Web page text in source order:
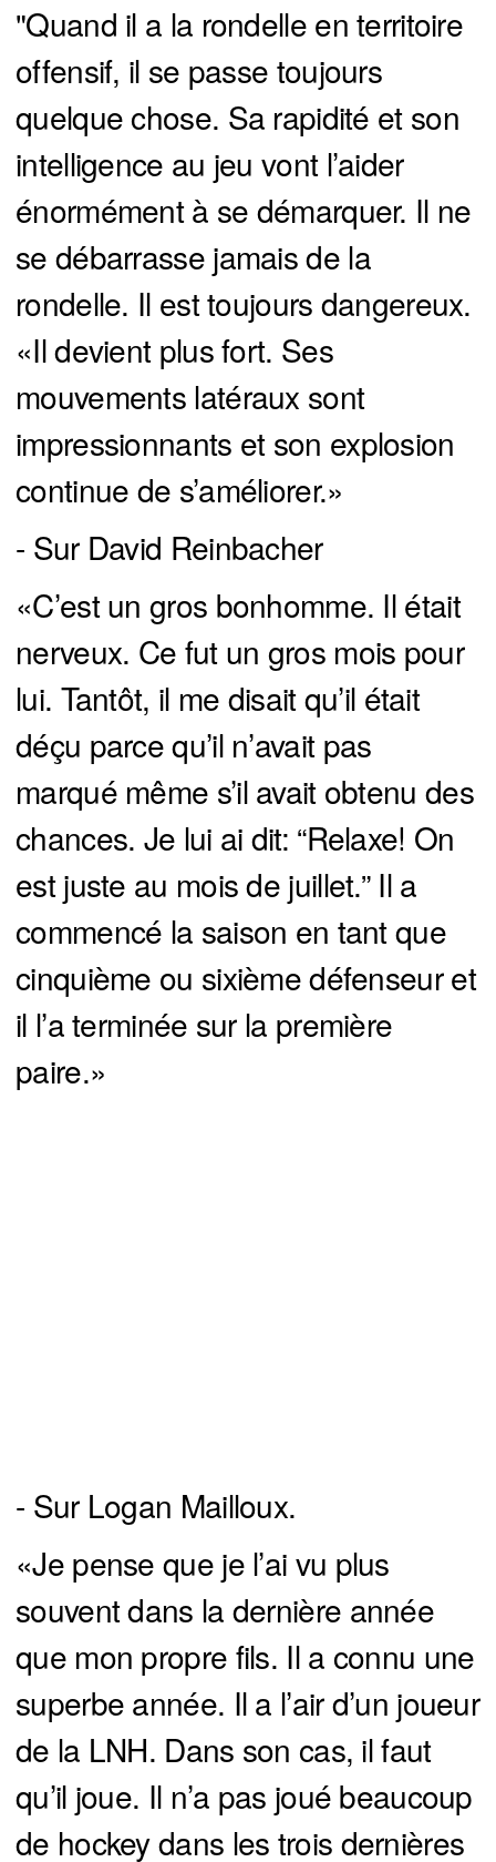
"Quand il a la rondelle en territoire
offensif, il se passe toujours
quelque chose. Sa rapidité et son
intelligence au jeu vont l’aider
énormément à se démarquer. Il ne
se débarrasse jamais de la
rondelle. Il est toujours dangereux.
«Il devient plus fort. Ses
mouvements latéraux sont
impressionnants et son explosion
continue de s’améliorer.»
- Sur David Reinbacher
«C’est un gros bonhomme. Il était
nerveux. Ce fut un gros mois pour
lui. Tantôt, il me disait qu’il était
déçu parce qu’il n’avait pas
marqué même s’il avait obtenu des
chances. Je lui ai dit: “Relaxe! On
est juste au mois de juillet.” Il a
commencé la saison en tant que
cinquième ou sixième défenseur et
il l’a terminée sur la première
paire.»
- Sur Logan Mailloux.
«Je pense que je l’ai vu plus
souvent dans la dernière année
que mon propre fils. Il a connu une
superbe année. Il a l’air d’un joueur
de la LNH. Dans son cas, il faut
qu’il joue. Il n’a pas joué beaucoup
de hockey dans les trois dernières